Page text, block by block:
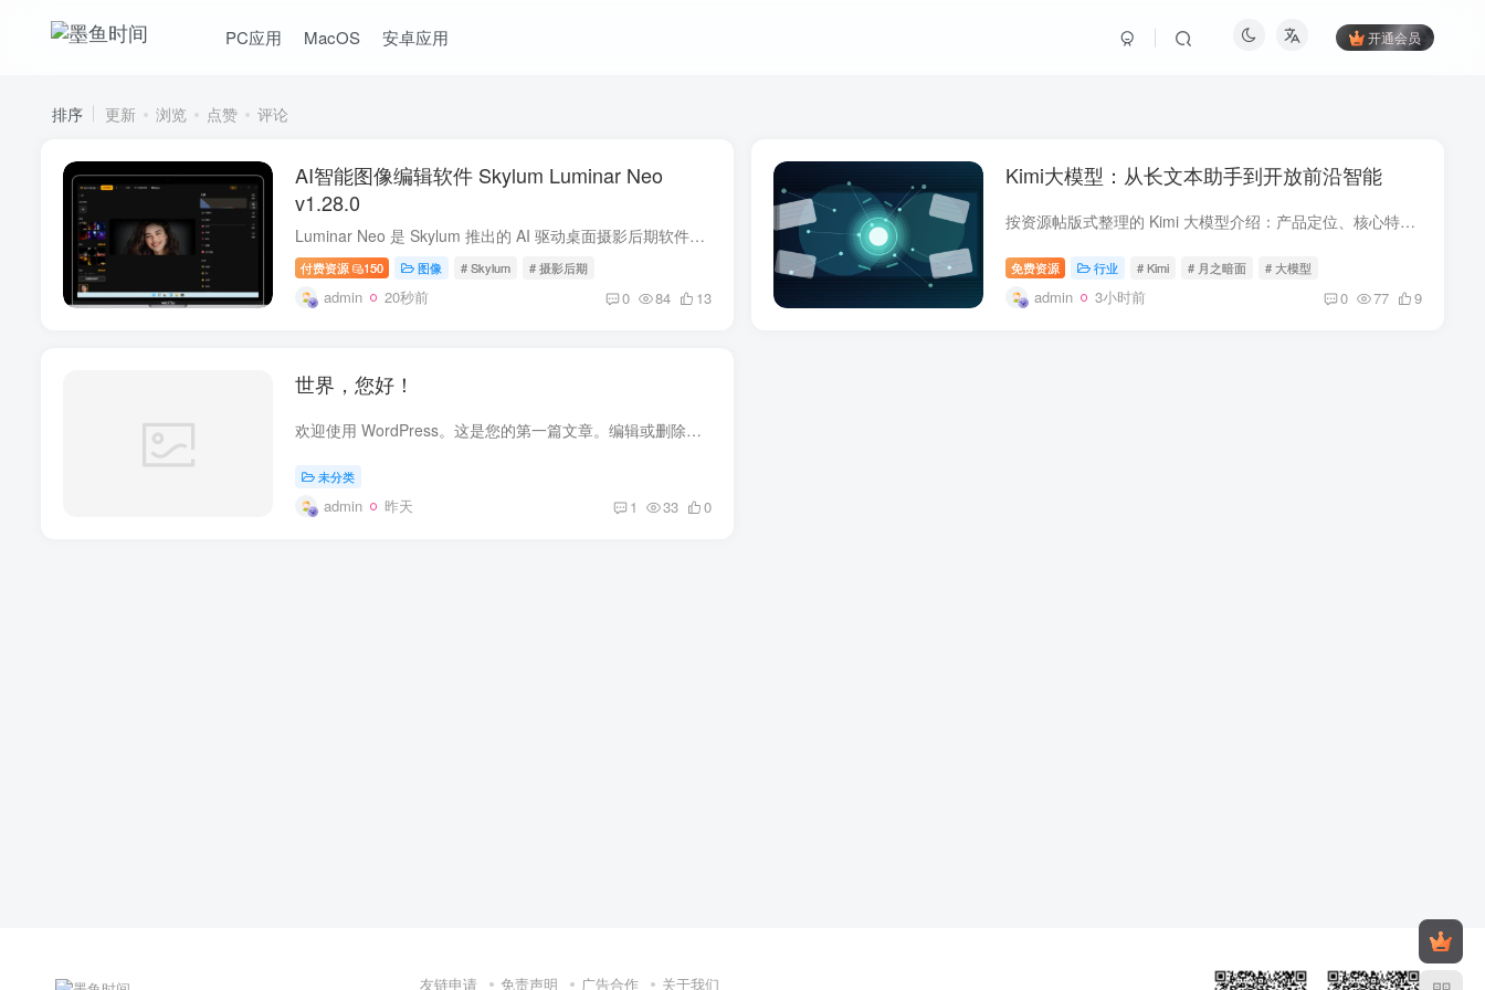
PC应用 MacOS 安卓应用 开通会员
排序 更新 浏览 点赞 评论
AI智能图像编辑软件 Skylum Luminar Neo
v1.28.0
Luminar Neo 是 Skylum 推出的 AI 驱动桌面摄影后期软件，支持 Windows 与 macOS，可独立运行，也能作为 Lightroom、Photoshop 插件使用，采用买断制，无需订阅。
付费资源 150 图像 # Skylum # 摄影后期
admin 20秒前 0 84 13
Kimi大模型：从长文本助手到开放前沿智能
按资源帖版式整理的 Kimi 大模型介绍：产品定位、核心特性、Kimi K3 和适用场景。
免费资源 行业 # Kimi # 月之暗面 # 大模型
admin 3小时前 0 77 9
世界，您好！
欢迎使用 WordPress。这是您的第一篇文章。编辑或删除它，然后开始写作吧！
未分类
admin 昨天 1 33 0
友链申请 免责声明 广告合作 关于我们